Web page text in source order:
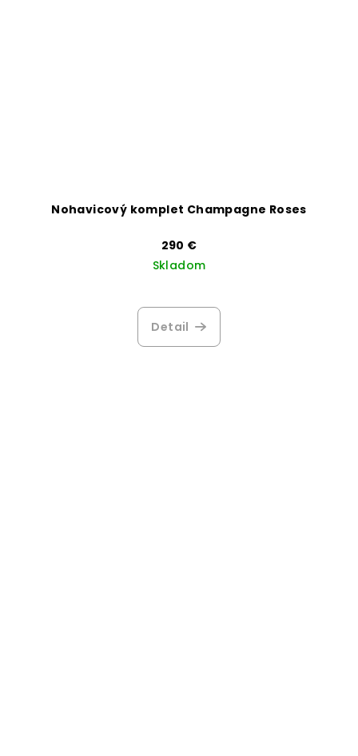
Nohavicový komplet Champagne Roses
290 €
Skladom
Detail